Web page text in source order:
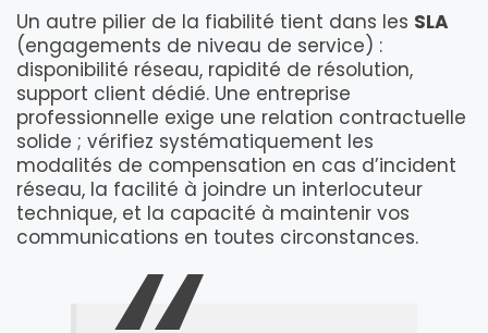
Un autre pilier de la fiabilité tient dans les SLA
(engagements de niveau de service) :
disponibilité réseau, rapidité de résolution,
support client dédié. Une entreprise
professionnelle exige une relation contractuelle
solide ; vérifiez systématiquement les
modalités de compensation en cas d’incident
réseau, la facilité à joindre un interlocuteur
technique, et la capacité à maintenir vos
communications en toutes circonstances.